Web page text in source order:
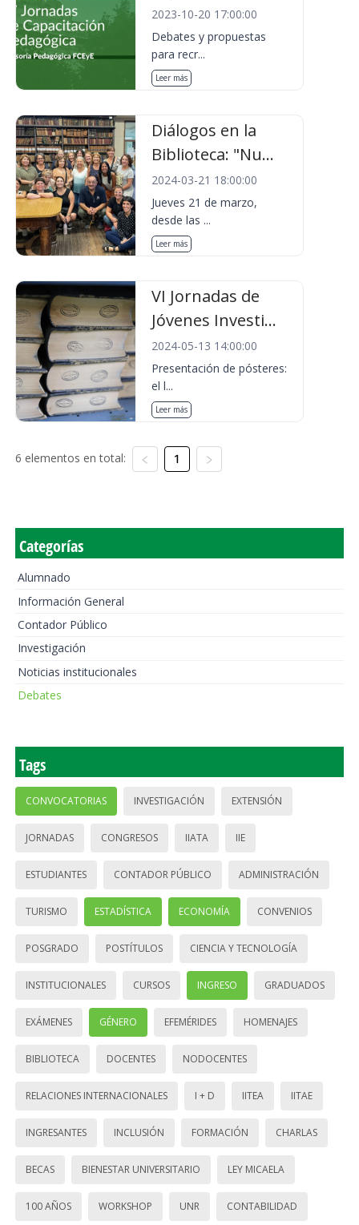
2023-10-20 17:00:00
Debates y propuestas
para recr...
Leer más
Diálogos en la
Biblioteca: "Nu...
2024-03-21 18:00:00
Jueves 21 de marzo,
desde las ...
Leer más
VI Jornadas de
Jóvenes Investi...
2024-05-13 14:00:00
Presentación de pósteres:
el l...
Leer más
6 elementos en total: 1
Categorías
Alumnado
Información General
Contador Público
Investigación
Noticias institucionales
Debates
Tags
CONVOCATORIAS INVESTIGACIÓN EXTENSIÓN
JORNADAS CONGRESOS IIATA IIE
ESTUDIANTES CONTADOR PÚBLICO ADMINISTRACIÓN
TURISMO ESTADÍSTICA ECONOMÍA CONVENIOS
POSGRADO POSTÍTULOS CIENCIA Y TECNOLOGÍA
INSTITUCIONALES CURSOS INGRESO GRADUADOS
EXÁMENES GÉNERO EFEMÉRIDES HOMENAJES
BIBLIOTECA DOCENTES NODOCENTES
RELACIONES INTERNACIONALES I + D IITEA IITAE
INGRESANTES INCLUSIÓN FORMACIÓN CHARLAS
BECAS BIENESTAR UNIVERSITARIO LEY MICAELA
100 AÑOS WORKSHOP UNR CONTABILIDAD